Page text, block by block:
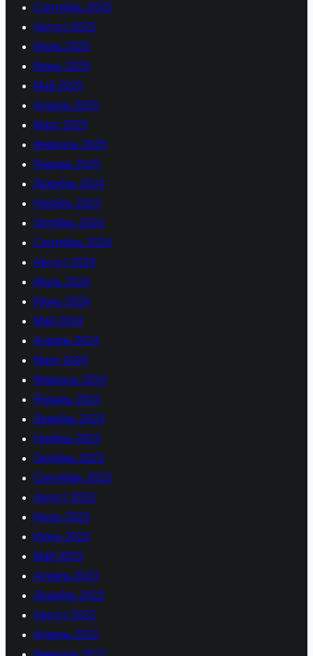
Сентябрь 2025
Август 2025
Июль 2025
Июнь 2025
Май 2025
Апрель 2025
Март 2025
Февраль 2025
Январь 2025
Декабрь 2024
Ноябрь 2024
Октябрь 2024
Сентябрь 2024
Август 2024
Июль 2024
Июнь 2024
Май 2024
Апрель 2024
Март 2024
Февраль 2024
Январь 2024
Декабрь 2023
Ноябрь 2023
Октябрь 2023
Сентябрь 2023
Август 2023
Июль 2023
Июнь 2023
Май 2023
Апрель 2023
Декабрь 2022
Август 2022
Апрель 2022